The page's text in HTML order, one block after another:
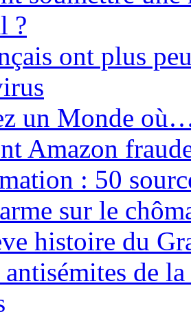
?
ont plus
un Monde
Amazon
: 50
sur le
histoire du
de